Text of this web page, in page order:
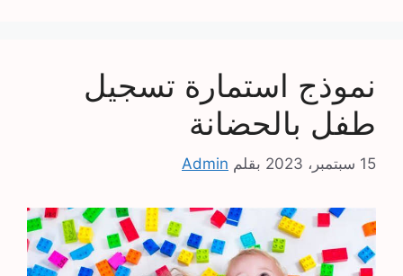
نموذج استمارة تسجيل
طفل بالحضانة
15 سبتمبر، 2023 بقلم Admin